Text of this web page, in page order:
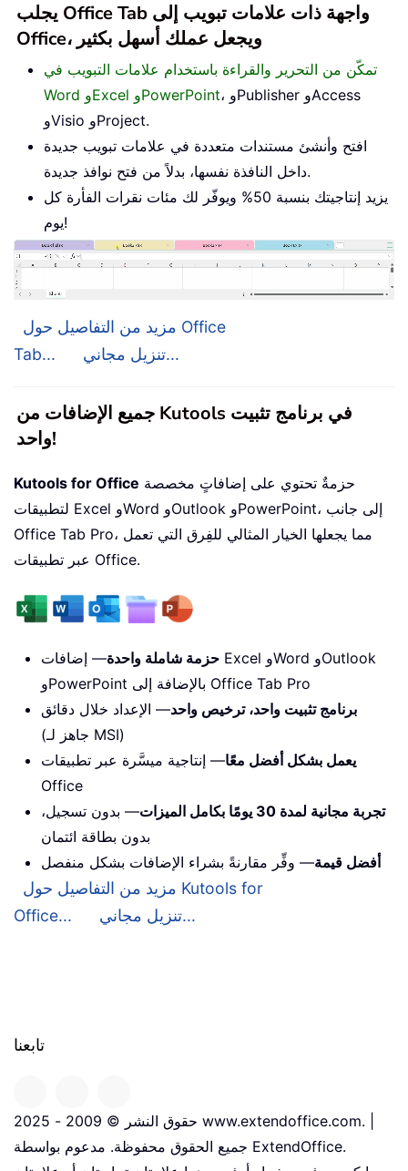
يجلب Office Tab واجهة ذات علامات تبويب إلى
Office، ويجعل عملك أسهل بكثير
تمكّن من التحرير والقراءة باستخدام علامات التبويب في
Word وExcel وPowerPoint، وPublisher وAccess
وVisio وProject.
افتح وأنشئ مستندات متعددة في علامات تبويب جديدة
داخل النافذة نفسها، بدلاً من فتح نوافذ جديدة.
يزيد إنتاجيتك بنسبة 50% ويوفّر لك مئات نقرات الفأرة كل
يوم!
مزيد من التفاصيل حول Office
Tab...
تنزيل مجاني...
جميع الإضافات من Kutools في برنامج تثبيت
واحد!
Kutools for Office
لتطبيقات Excel وWord وOutlook وPowerPoint، إلى جانب
Office Tab Pro، مما يجعلها الخيار المثالي للفِرق التي تعمل
عبر تطبيقات Office.
حزمة شاملة واحدة— إضافات Excel وWord وOutlook
وPowerPoint بالإضافة إلى Office Tab Pro
برنامج تثبيت واحد، ترخيص واحد— الإعداد خلال دقائق
(جاهز لـ MSI)
يعمل بشكل أفضل معًا— إنتاجية ميسَّرة عبر تطبيقات
Office
تجربة مجانية لمدة 30 يومًا بكامل الميزات
— بدون تسجيل،
بدون بطاقة ائتمان
أفضل قيمة— وفِّر مقارنةً بشراء الإضافات بشكل منفصل
مزيد من التفاصيل حول Kutools for
Office...
تنزيل مجاني...
تابعنا
حقوق النشر © 2009 - 2025 www.extendoffice.com. |
جميع الحقوق محفوظة. مدعوم بواسطة ExtendOffice.